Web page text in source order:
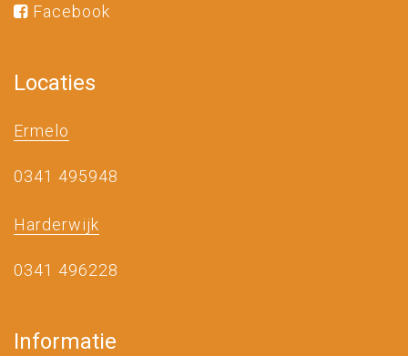
Facebook
Locaties
Ermelo
0341 495948
Harderwijk
0341 496228
Informatie